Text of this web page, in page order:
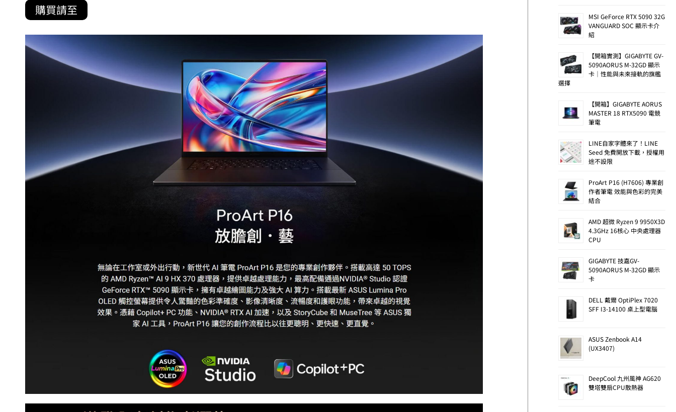
購買請至
MSI GeForce RTX 5090 32G
VANGUARD SOC 顯示卡介
紹
【開箱實測】GIGABYTE GV-
5090AORUS M-32GD 顯示
卡｜性能與未來接軌的旗艦
選擇
【開箱】GIGABYTE AORUS
MASTER 18 RTX5090 電競
筆電
LINE自家字體來了！LINE
Seed 免費開放下載，授權用
途不設限
ProArt P16 (H7606) 專業創
作者筆電 效能與色彩的完美
結合
AMD 超微 Ryzen 9 9950X3D
4.3GHz 16核心 中央處理器
CPU
GIGABYTE 技嘉GV-
5090AORUS M-32GD 顯示
卡
DELL 戴爾 OptiPlex 7020
SFF I3-14100 桌上型電腦
ASUS Zenbook A14
(UX3407)
DeepCool 九州風神 AG620
雙塔雙扇CPU散熱器